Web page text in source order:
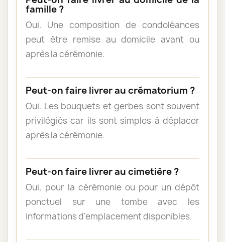
famille ?
Oui. Une composition de condoléances
peut être remise au domicile avant ou
après la cérémonie.
Peut-on faire livrer au crématorium ?
Oui. Les bouquets et gerbes sont souvent
privilégiés car ils sont simples à déplacer
après la cérémonie.
Peut-on faire livrer au cimetière ?
Oui, pour la cérémonie ou pour un dépôt
ponctuel sur une tombe avec les
informations d’emplacement disponibles.